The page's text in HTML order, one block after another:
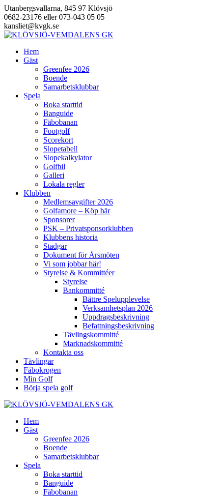
Hoppa
till
innehåll
Utanbergsvallarna, 845 97 Klövsjö
0682-23176 eller 073-043 05 05
kansliet@kvgk.se
Hem
Gäst
Greenfee 2026
Boende
Samarbetsklubbar
Spela
Boka starttid
Banguide
Fäbobanan
Footgolf
Scorekort
Slopetabell
Slopekalkylator
Golfbil
Galleri
Lokala regler
Klubben
Medlemsavgifter 2026
Golfamore – Köp här
Sponsorer
PSK – Privatsponsorklubben
Klubbens historia
Stadgar
Dokument för Årsmöten
Vi som jobbar här!
Styrelse & Kommittéer
Styrelse
Bankommitté
Bättre Spelupplevelse
Verksamhetsplan 2026
Uppdragsbeskrivning
Befattningsbeskrivning
Tävlingskommitté
Marknadskommitté
Kontakta oss
Tävlingar
Fäbokrogen
Min Golf
Börja spela golf
Hem
Gäst
Greenfee 2026
Boende
Samarbetsklubbar
Spela
Boka starttid
Banguide
Fäbobanan